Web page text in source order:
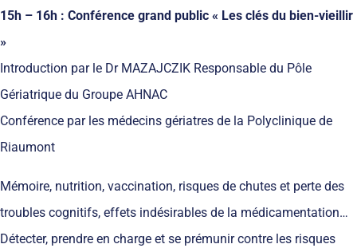
15h – 16h : Conférence grand public « Les clés du bien-vieillir
»
Introduction par le Dr MAZAJCZIK Responsable du Pôle
Gériatrique du Groupe AHNAC
Conférence par les médecins gériatres de la Polyclinique de
Riaumont
Mémoire, nutrition, vaccination, risques de chutes et perte des
troubles cognitifs, effets indésirables de la médicamentation…
Détecter, prendre en charge et se prémunir contre les risques